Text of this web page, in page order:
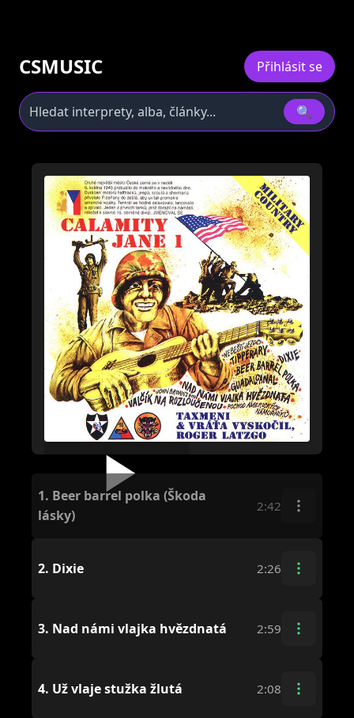
CSMUSIC Přihlásit se
🔍
1. Beer barrel polka (Škoda
lásky)
2:42
2. Dixie 2:26
3. Nad námi vlajka hvězdnatá 2:59
4. Už vlaje stužka žlutá 2:08